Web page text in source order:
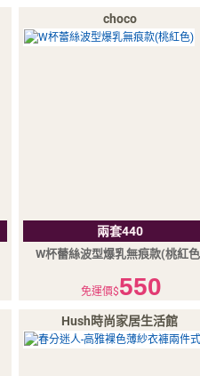
choco
兩套440
W杯蕾絲波型爆乳無痕款(桃紅
免運價$550
Hush時尚家居生活館